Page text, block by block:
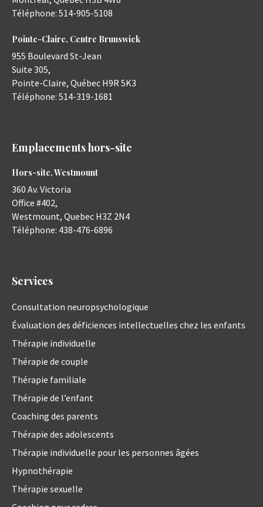
Téléphone: 514-905-5108
Pointe-Claire, Centre Brunswick
955 Boulevard St-Jean
Suite 305,
Pointe-Claire, Québec H9R 5K3
Téléphone: 514-319-1681
Emplacements hors-site
Hors-site, Westmount
360 Av. Victoria
Office #402,
Westmount, Quebec H3Z 2N4
Téléphone: 438-476-6896
Services
Consultation neuropsychologique
Évaluation des déficiences intellectuelles chez les enfants
Thérapie individuelle
Thérapie de couple
Thérapie familiale
Thérapie de l’enfant
Coaching des parents
Thérapie des adolescents
Thérapie individuelle pour les personnes âgées
Hypnothérapie
Thérapie sexuelle